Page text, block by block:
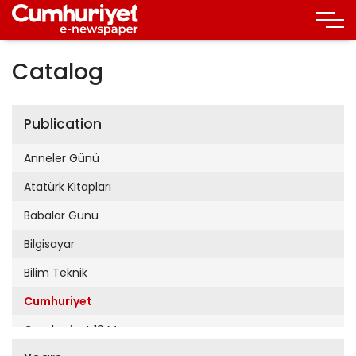
Catalog
Publication
Anneler Günü
Atatürk Kitapları
Babalar Günü
Bilgisayar
Bilim Teknik
Cumhuriyet
Cumhuriyet 19 Mayıs